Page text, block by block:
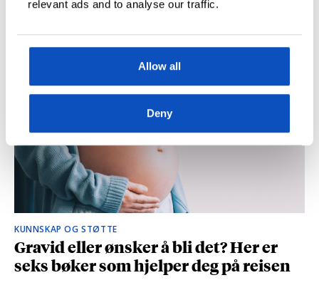
relevant ads and to analyse our traffic.
Allow all
Deny
og spionasje ble helt uinteressant i
KUNNSKAP OG STØTTE
Gravid eller ønsker å bli det? Her er
seks bøker som hjelper deg på reisen